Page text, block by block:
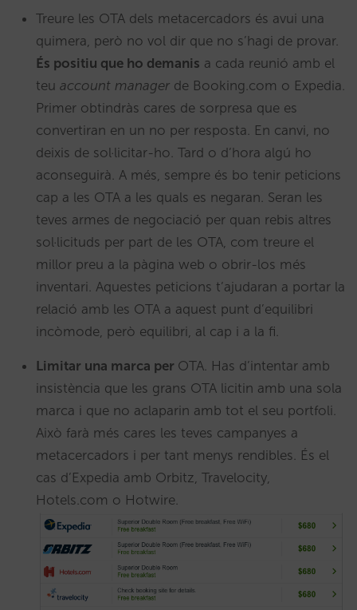
Treure les OTA dels metacercadors és avui una
quimera, però no vol dir que no s’hagi de provar.
És positiu que ho demanis a cada reunió amb el
teu account manager de Booking.com o Expedia.
Primer obtindràs cares de sorpresa que es
convertiran en un no per resposta. En canvi, no
deixis de sol·licitar-ho. Tard o d’hora algú ho
aconseguirà. A més, sempre és bo tenir peticions
cap a les OTA a les quals es negaran. Seran les
teves armes de negociació per quan rebis altres
sol·licituds per part de les OTA, com treure el
millor preu a la pàgina web o obrir-los més
inventari. Aquestes peticions t’ajudaran a portar la
relació amb les OTA a aquest punt d’equilibri
incòmode, però equilibri, al cap i a la fi.
Limitar una marca per OTA. Has d’intentar amb
insistència que les grans OTA licitin amb una sola
marca i que no aclaparin amb tot el seu portfoli.
Això farà més cares les teves campanyes a
metacercadors i per tant menys rendibles. És el
cas d’Expedia amb Orbitz, Travelocity,
Hotels.com o Hotwire.